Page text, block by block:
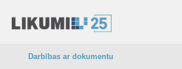
Darbības ar dokumentu